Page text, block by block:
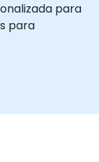
para
para